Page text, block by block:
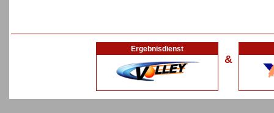
Ergebnisdienst
&